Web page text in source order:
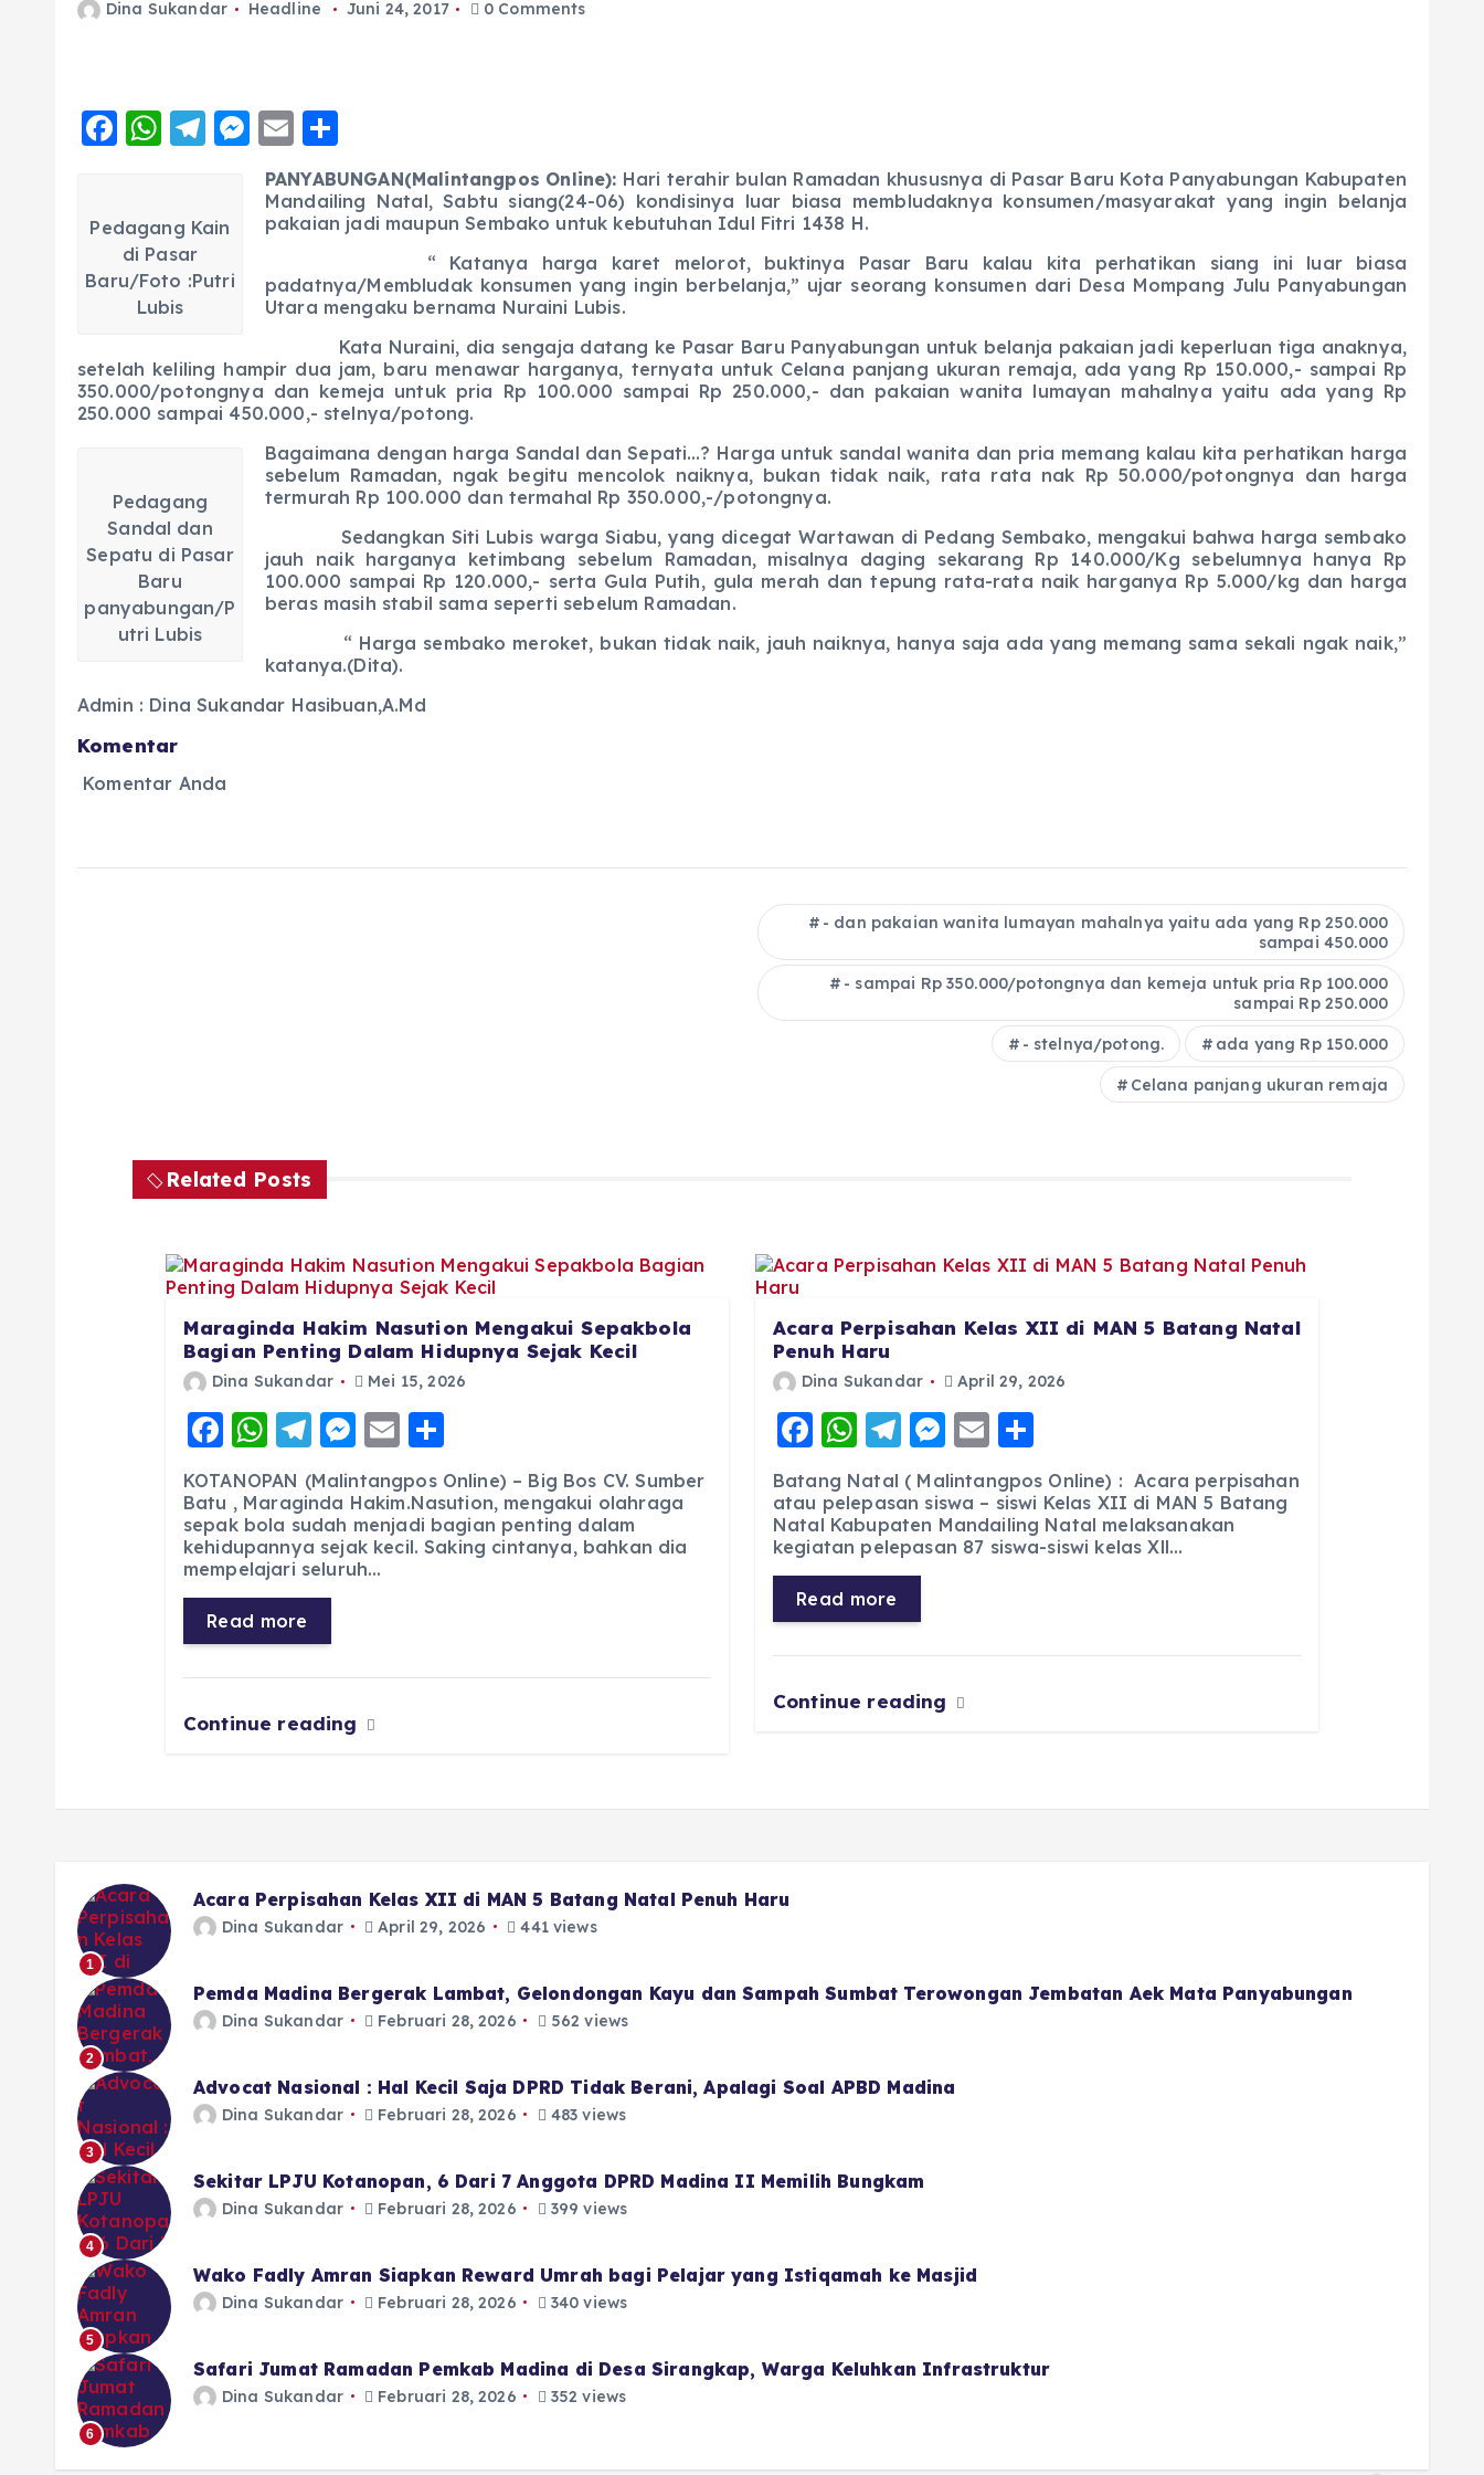
Dina Sukandar Headline Juni 24, 2017 0 Comments
F
e
b
o
k
W
ts
A
p
T
g
r
M
e
ss
e
g
E
m
ai
l
h
a
re
Pedagang Kain
di Pasar
Baru/Foto :Putri
Lubis
PANYABUNGAN(Malintangpos Online): Hari terahir bulan Ramadan khususnya di Pasar Baru Kota Panyabungan Kabupaten
Mandailing Natal, Sabtu siang(24-06) kondisinya luar biasa membludaknya konsumen/masyarakat yang ingin belanja
pakaian jadi maupun Sembako untuk kebutuhan Idul Fitri 1438 H.
“ Katanya harga karet melorot, buktinya Pasar Baru kalau kita perhatikan siang ini luar biasa
padatnya/Membludak konsumen yang ingin berbelanja,” ujar seorang konsumen dari Desa Mompang Julu Panyabungan
Utara mengaku bernama Nuraini Lubis.
Kata Nuraini, dia sengaja datang ke Pasar Baru Panyabungan untuk belanja pakaian jadi keperluan tiga anaknya,
setelah keliling hampir dua jam, baru menawar harganya, ternyata untuk Celana panjang ukuran remaja, ada yang Rp 150.000,- sampai Rp
350.000/potongnya dan kemeja untuk pria Rp 100.000 sampai Rp 250.000,- dan pakaian wanita lumayan mahalnya yaitu ada yang Rp
250.000 sampai 450.000,- stelnya/potong.
Pedagang
Sandal dan
Sepatu di Pasar
Baru
panyabungan/P
utri Lubis
Bagaimana dengan harga Sandal dan Sepati…? Harga untuk sandal wanita dan pria memang kalau kita perhatikan harga
sebelum Ramadan, ngak begitu mencolok naiknya, bukan tidak naik, rata rata nak Rp 50.000/potongnya dan harga
termurah Rp 100.000 dan termahal Rp 350.000,-/potongnya.
Sedangkan Siti Lubis warga Siabu, yang dicegat Wartawan di Pedang Sembako, mengakui bahwa harga sembako
jauh naik harganya ketimbang sebelum Ramadan, misalnya daging sekarang Rp 140.000/Kg sebelumnya hanya Rp
100.000 sampai Rp 120.000,- serta Gula Putih, gula merah dan tepung rata-rata naik harganya Rp 5.000/kg dan harga
beras masih stabil sama seperti sebelum Ramadan.
“ Harga sembako meroket, bukan tidak naik, jauh naiknya, hanya saja ada yang memang sama sekali ngak naik,”
katanya.(Dita).
Admin : Dina Sukandar Hasibuan,A.Md
Komentar
Komentar Anda
- dan pakaian wanita lumayan mahalnya yaitu ada yang Rp 250.000
sampai 450.000
- sampai Rp 350.000/potongnya dan kemeja untuk pria Rp 100.000
sampai Rp 250.000
- stelnya/potong. ada yang Rp 150.000
Celana panjang ukuran remaja
Related Posts
Maraginda Hakim Nasution Mengakui Sepakbola
Bagian Penting Dalam Hidupnya Sejak Kecil
Dina Sukandar Mei 15, 2026
F
a
c
e
b
o
o
k
W
h
a
ts
A
p
p
T
el
e
g
r
a
m
M
e
ss
e
n
E
ai
l
h
a
re
KOTANOPAN (Malintangpos Online) – Big Bos CV. Sumber
Batu , Maraginda Hakim.Nasution, mengakui olahraga
sepak bola sudah menjadi bagian penting dalam
kehidupannya sejak kecil. Saking cintanya, bahkan dia
mempelajari seluruh…
Read more
Continue reading
Acara Perpisahan Kelas XII di MAN 5 Batang Natal
Penuh Haru
Dina Sukandar April 29, 2026
F
c
e
b
o
W
h
a
ts
A
p
T
el
e
g
r
M
e
ss
e
E
ai
l
h
a
re
Batang Natal ( Malintangpos Online) : Acara perpisahan
atau pelepasan siswa – siswi Kelas XII di MAN 5 Batang
Natal Kabupaten Mandailing Natal melaksanakan
kegiatan pelepasan 87 siswa-siswi kelas Xll…
Read more
Continue reading
1
Acara Perpisahan Kelas XII di MAN 5 Batang Natal Penuh Haru
Dina Sukandar April 29, 2026 441 views
2
Pemda Madina Bergerak Lambat, Gelondongan Kayu dan Sampah Sumbat Terowongan Jembatan Aek Mata Panyabungan
Dina Sukandar Februari 28, 2026 562 views
3
Advocat Nasional : Hal Kecil Saja DPRD Tidak Berani, Apalagi Soal APBD Madina
Dina Sukandar Februari 28, 2026 483 views
4
Sekitar LPJU Kotanopan, 6 Dari 7 Anggota DPRD Madina II Memilih Bungkam
Dina Sukandar Februari 28, 2026 399 views
5
Wako Fadly Amran Siapkan Reward Umrah bagi Pelajar yang Istiqamah ke Masjid
Dina Sukandar Februari 28, 2026 340 views
6
Safari Jumat Ramadan Pemkab Madina di Desa Sirangkap, Warga Keluhkan Infrastruktur
Dina Sukandar Februari 28, 2026 352 views